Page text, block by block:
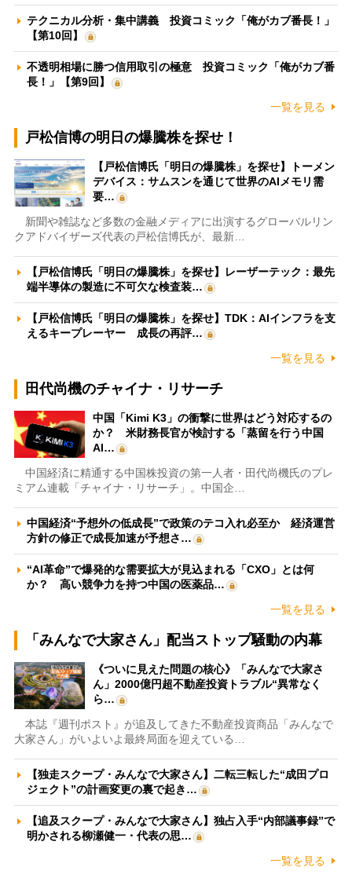
テクニカル分析・集中講義 投資コミック「俺がカブ番長！」
【第10回】
不透明相場に勝つ信用取引の極意 投資コミック「俺がカブ番
長！」【第9回】
一覧を見る
戸松信博の明日の爆騰株を探せ！
【戸松信博氏「明日の爆騰株」を探せ】トーメン
デバイス：サムスンを通じて世界のAIメモリ需
要…
新聞や雑誌など多数の金融メディアに出演するグローバルリン
クアドバイザーズ代表の戸松信博氏が、最新…
【戸松信博氏「明日の爆騰株」を探せ】レーザーテック：最先
端半導体の製造に不可欠な検査装…
【戸松信博氏「明日の爆騰株」を探せ】TDK：AIインフラを支
えるキープレーヤー 成長の再評…
一覧を見る
田代尚機のチャイナ・リサーチ
中国「Kimi K3」の衝撃に世界はどう対応するの
か？ 米財務長官が検討する「蒸留を行う中国
AI…
中国経済に精通する中国株投資の第一人者・田代尚機氏のプレ
ミアム連載「チャイナ・リサーチ」。中国企…
中国経済“予想外の低成長”で政策のテコ入れ必至か 経済運営
方針の修正で成長加速が予想さ…
“AI革命”で爆発的な需要拡大が見込まれる「CXO」とは何
か？ 高い競争力を持つ中国の医薬品…
一覧を見る
「みんなで大家さん」配当ストップ騒動の内幕
《ついに見えた問題の核心》「みんなで大家さ
ん」2000億円超不動産投資トラブル“異常なく
ら…
本誌『週刊ポスト』が追及してきた不動産投資商品「みんなで
大家さん」がいよいよ最終局面を迎えている…
【独走スクープ・みんなで大家さん】二転三転した“成田プロ
ジェクト”の計画変更の裏で起き…
【追及スクープ・みんなで大家さん】独占入手“内部議事録”で
明かされる柳瀬健一・代表の思…
一覧を見る